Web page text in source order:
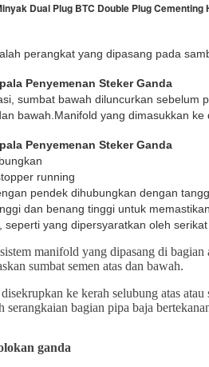
Dual Plug BTC Double Plug
perangkat yang dipasang pada
Penyemenan Steker Ganda
sumbat bawah diluncurkan
bawah.Manifold yang dimasukkan
Penyemenan Steker Ganda
running
pendek dihubungkan dengan
dan benang tinggi untuk
yang dipersyaratkan oleh serikat
manifold yang dipasang di
sumbat semen atas dan bawah.
ke kerah selubung atas
serangkaian bagian pipa baja
ganda